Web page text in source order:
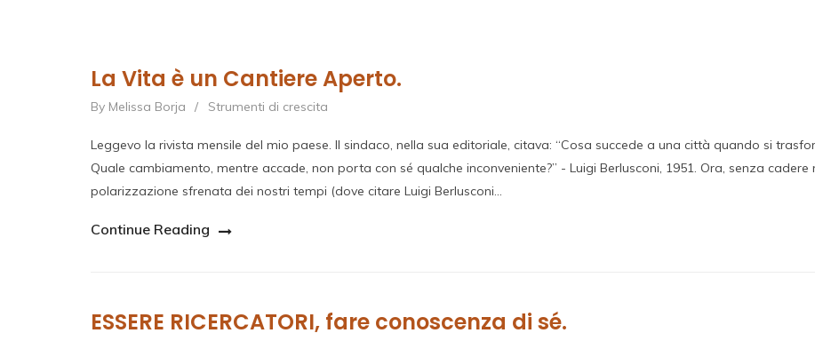
La Vita è un Cantiere Aperto.
By Melissa Borja / Strumenti di crescita
Leggevo la rivista mensile del mio paese. Il sindaco, nella sua editoriale, citava: “Cosa succede a una città quando si
Quale cambiamento, mentre accade, non porta con sé qualche inconveniente?” - Luigi Berlusconi, 1951. Ora, senza cadere
polarizzazione sfrenata dei nostri tempi (dove citare Luigi Berlusconi…
Continue Reading
ESSERE RICERCATORI, fare conoscenza di sé.